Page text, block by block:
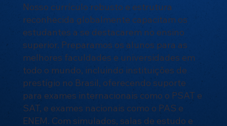
Nosso currículo robusto e estrutura
reconhecida globalmente capacitam os
estudantes a se destacarem no ensino
superior. Preparamos os alunos para as
melhores faculdades e universidades em
todo o mundo, incluindo instituições de
prestígio no Brasil, oferecendo suporte
para exames internacionais como o PSAT e
SAT, e exames nacionais como o PAS e
ENEM. Com simulados, salas de estudo e